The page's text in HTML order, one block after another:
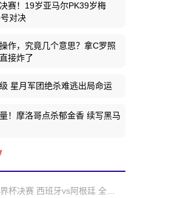
赛！19岁亚马尔PK39岁梅
对决
作，究竟几个意思？拿C罗照
接炸了
星月军团绝杀难逃出局命运
！摩洛哥点杀郁金香 续写黑马